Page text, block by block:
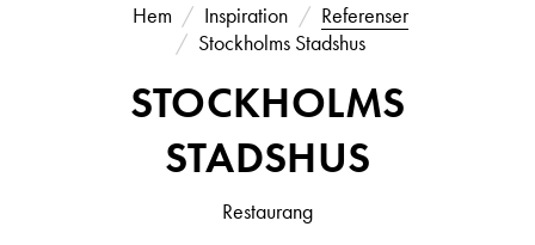
Hem Inspiration
Referenser
Stockholms Stadshus
STOCKHOLMS
STADSHUS
Restaurang